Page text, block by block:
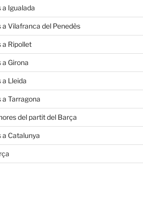
Igualada
Vilafranca del Penedès
a Ripollet
Girona
Lleida
Tarragona
del partit del Barça
Catalunya